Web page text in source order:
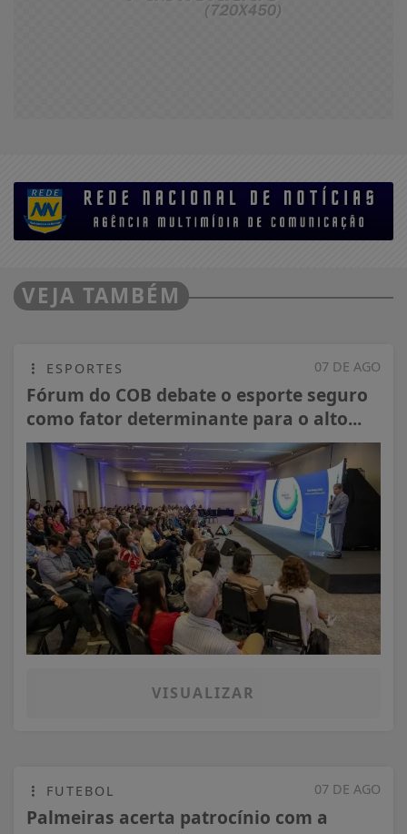
VEJA TAMBÉM
07 DE AGO
ESPORTES
Fórum do COB debate o esporte seguro
como fator determinante para o alto...
VISUALIZAR
07 DE AGO
FUTEBOL
Palmeiras acerta patrocínio com a